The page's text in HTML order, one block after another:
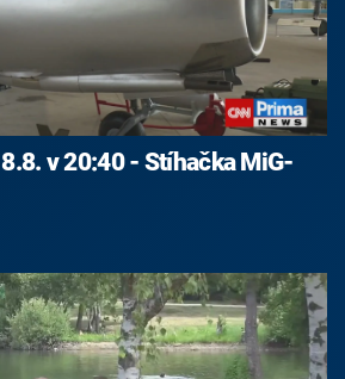
v 20:40 - Stíhačka MiG-